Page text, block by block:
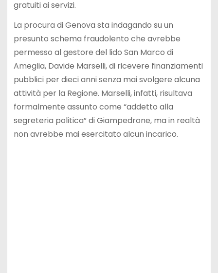
gratuiti ai servizi.
La procura di Genova sta indagando su un
presunto schema fraudolento che avrebbe
permesso al gestore del lido San Marco di
Ameglia, Davide Marselli, di ricevere finanziamenti
pubblici per dieci anni senza mai svolgere alcuna
attività per la Regione. Marselli, infatti, risultava
formalmente assunto come “addetto alla
segreteria politica” di Giampedrone, ma in realtà
non avrebbe mai esercitato alcun incarico.